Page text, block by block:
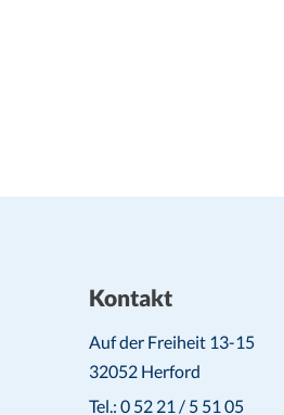
Kontakt
Auf der Freiheit 13-15
32052 Herford
Tel.: 0 52 21 / 5 51 05